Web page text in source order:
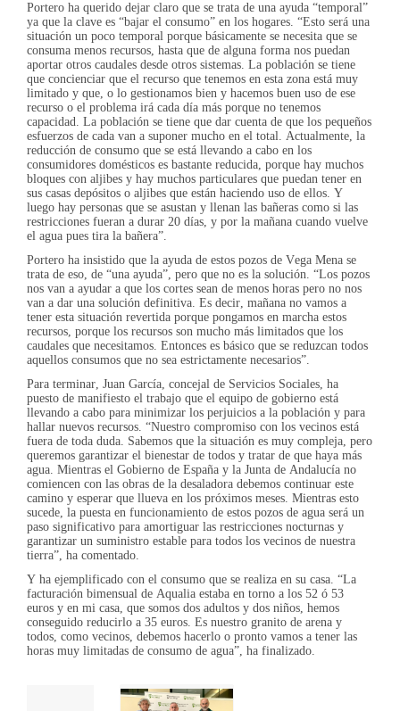
Portero ha querido dejar claro que se trata de una ayuda “temporal”
ya que la clave es “bajar el consumo” en los hogares. “Esto será una
situación un poco temporal porque básicamente se necesita que se
consuma menos recursos, hasta que de alguna forma nos puedan
aportar otros caudales desde otros sistemas. La población se tiene
que concienciar que el recurso que tenemos en esta zona está muy
limitado y que, o lo gestionamos bien y hacemos buen uso de ese
recurso o el problema irá cada día más porque no tenemos
capacidad. La población se tiene que dar cuenta de que los pequeños
esfuerzos de cada van a suponer mucho en el total. Actualmente, la
reducción de consumo que se está llevando a cabo en los
consumidores domésticos es bastante reducida, porque hay muchos
bloques con aljibes y hay muchos particulares que puedan tener en
sus casas depósitos o aljibes que están haciendo uso de ellos. Y
luego hay personas que se asustan y llenan las bañeras como si las
restricciones fueran a durar 20 días, y por la mañana cuando vuelve
el agua pues tira la bañera”.
Portero ha insistido que la ayuda de estos pozos de Vega Mena se
trata de eso, de “una ayuda”, pero que no es la solución. “Los pozos
nos van a ayudar a que los cortes sean de menos horas pero no nos
van a dar una solución definitiva. Es decir, mañana no vamos a
tener esta situación revertida porque pongamos en marcha estos
recursos, porque los recursos son mucho más limitados que los
caudales que necesitamos. Entonces es básico que se reduzcan todos
aquellos consumos que no sea estrictamente necesarios”.
Para terminar, Juan García, concejal de Servicios Sociales, ha
puesto de manifiesto el trabajo que el equipo de gobierno está
llevando a cabo para minimizar los perjuicios a la población y para
hallar nuevos recursos. “Nuestro compromiso con los vecinos está
fuera de toda duda. Sabemos que la situación es muy compleja, pero
queremos garantizar el bienestar de todos y tratar de que haya más
agua. Mientras el Gobierno de España y la Junta de Andalucía no
comiencen con las obras de la desaladora debemos continuar este
camino y esperar que llueva en los próximos meses. Mientras esto
sucede, la puesta en funcionamiento de estos pozos de agua será un
paso significativo para amortiguar las restricciones nocturnas y
garantizar un suministro estable para todos los vecinos de nuestra
tierra”, ha comentado.
Y ha ejemplificado con el consumo que se realiza en su casa. “La
facturación bimensual de Aqualia estaba en torno a los 52 ó 53
euros y en mi casa, que somos dos adultos y dos niños, hemos
conseguido reducirlo a 35 euros. Es nuestro granito de arena y
todos, como vecinos, debemos hacerlo o pronto vamos a tener las
horas muy limitadas de consumo de agua”, ha finalizado.